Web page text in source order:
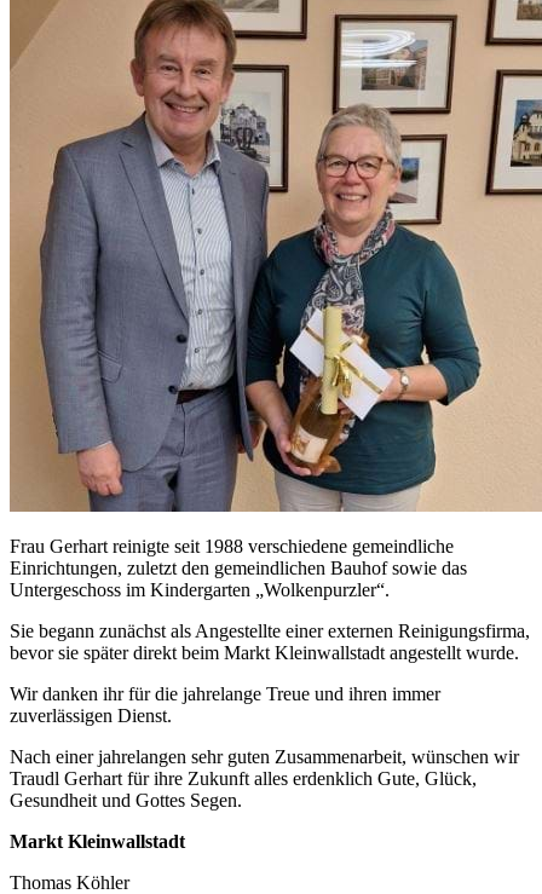
Frau Gerhart reinigte seit 1988 verschiedene gemeindliche
Einrichtungen, zuletzt den gemeindlichen Bauhof sowie das
Untergeschoss im Kindergarten „Wolkenpurzler“.
Sie begann zunächst als Angestellte einer externen Reinigungsfirma,
bevor sie später direkt beim Markt Kleinwallstadt angestellt wurde.
Wir danken ihr für die jahrelange Treue und ihren immer
zuverlässigen Dienst.
Nach einer jahrelangen sehr guten Zusammenarbeit, wünschen wir
Traudl Gerhart für ihre Zukunft alles erdenklich Gute, Glück,
Gesundheit und Gottes Segen.
Markt Kleinwallstadt
Thomas Köhler